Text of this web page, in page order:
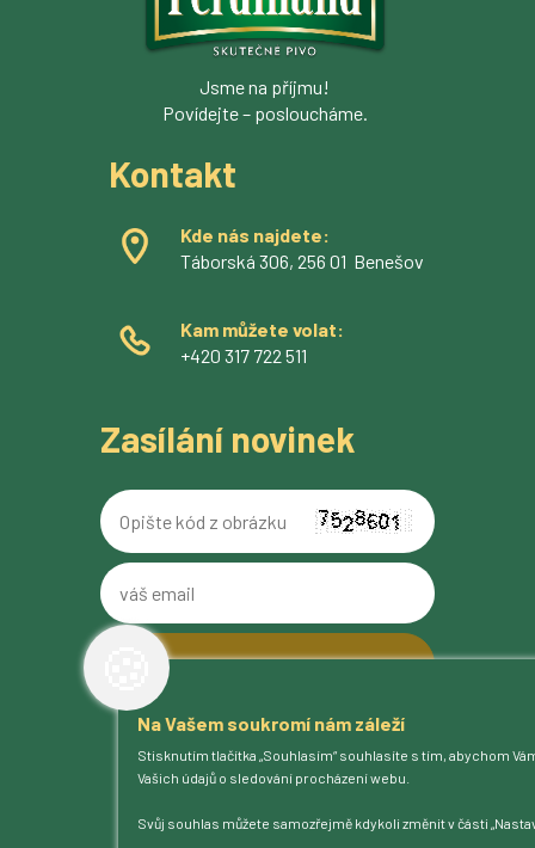
Na Vašem soukromí nám záleží
Stisknutím tlačítka „Souhlasím“ souhlasíte s tím, abychom
Vašich údajů o sledování procházení webu.
Svůj souhlas můžete samozřejmě kdykoli změnit v části
O pivovaru
Naše piva
Kam na Ferdinanda
Humnová sladovna
Jsme na příjmu!
Povídejte – posloucháme.
Kontakt
Kde nás najdete:
Táborská 306, 256 01 Benešov
Kam můžete volat:
+420 317 722 511
Zasílání novinek
Opište
kód
váš
email